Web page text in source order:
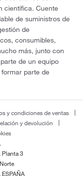
científica. Cuente
de suministros de
de
consumibles,
más, junto con
de un equipo
parte de
y condiciones de ventas
y devolución
Planta 3